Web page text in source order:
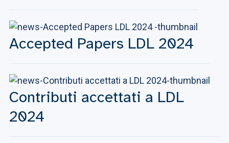
Accepted Papers LDL 2024
Contributi accettati a LDL
2024